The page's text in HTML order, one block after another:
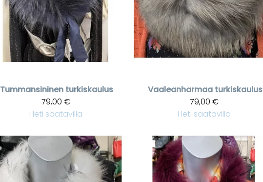
Tummansininen turkiskaulus
79,00 €
Heti saatavilla
Vaaleanharmaa turkiskaulus
79,00 €
Heti saatavilla